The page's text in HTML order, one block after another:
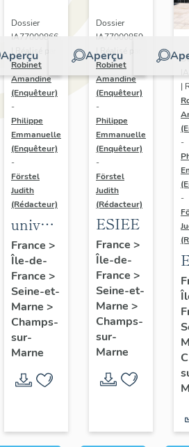
Aperçu
Dossier
IA77000866
| Réalisé par
Robinet
Amandine
(Enquêteur)
-
Philippe
Emmanuelle
(Enquêteur)
-
Förstel
Judith
(Rédacteur)
université
de
Marne-
la-
Vallée :
bâtiment
Bois de
l'étang
France >
Île-de-
France >
Seine-et-
Marne >
Champs-
sur-
Marne
Aperçu
Dossier
IA77000859
Robinet
Amandine
(Enquêteur)
-
Philippe
Emmanuelle
(Enquêteur)
-
Förstel
Judith
(Rédacteur)
ESIEE
France >
Île-de-
France >
Seine-et-
Marne >
Champs-
sur-
Marne
|
-
-